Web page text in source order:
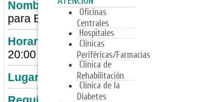
Oficinas
Centrales
Hospitales
Clínicas
Periféricas/Farmacias
Clinica de
Rehabilitación
Clinica de la
Diabetes
Nombre del trámite:
para Beneficiarios Hijas e Hijos menores
Horario de atención:
20:00 hrs.
Lugar de atención: